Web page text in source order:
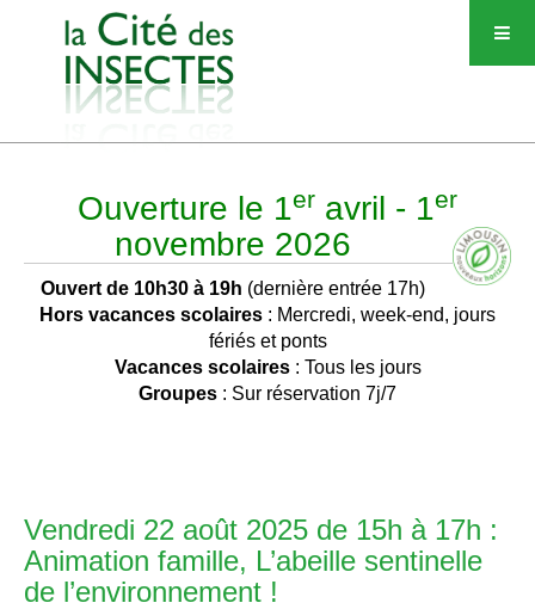
Ouverture le 1er avril - 1er
novembre 2026
Ouvert de 10h30 à 19h (dernière entrée 17h)
Hors vacances scolaires : Mercredi, week-end, jours
fériés et ponts
Vacances scolaires: Tous les jours
Groupes : Sur réservation 7j/7
Vendredi 22 août 2025 de 15h à 17h :
Animation famille, L’abeille sentinelle
de l’environnement !